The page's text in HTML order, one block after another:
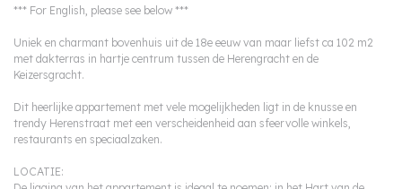
*** For English, please see below ***
Uniek en charmant bovenhuis uit de 18e eeuw van maar liefst ca 102 m2
met dakterras in hartje centrum tussen de Herengracht en de
Keizersgracht.
Dit heerlijke appartement met vele mogelijkheden ligt in de knusse en
trendy Herenstraat met een verscheidenheid aan sfeervolle winkels,
restaurants en speciaalzaken.
LOCATIE: